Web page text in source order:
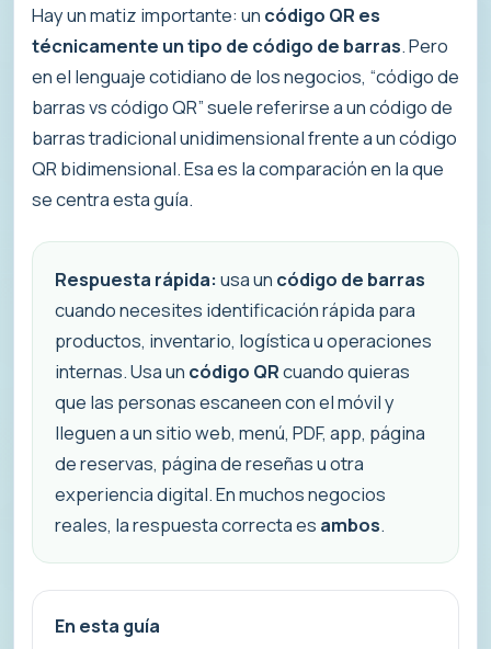
Hay un matiz importante: un código QR es
técnicamente un tipo de código de barras. Pero
en el lenguaje cotidiano de los negocios, “código de
barras vs código QR” suele referirse a un código de
barras tradicional unidimensional frente a un código
QR bidimensional. Esa es la comparación en la que
se centra esta guía.
Respuesta rápida: usa un código de barras
cuando necesites identificación rápida para
productos, inventario, logística u operaciones
internas. Usa un código QRcuando quieras
que las personas escaneen con el móvil y
lleguen a un sitio web, menú, PDF, app, página
de reservas, página de reseñas u otra
experiencia digital. En muchos negocios
reales, la respuesta correcta es ambos.
En esta guía